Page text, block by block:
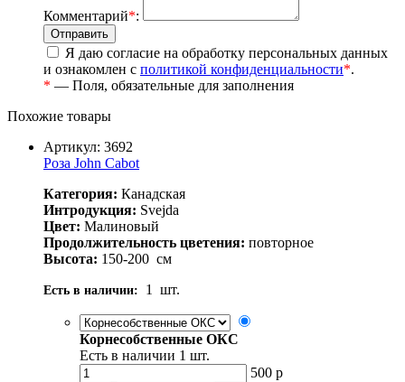
Комментарий*:
Я даю согласие на обработку персональных данных
и ознакомлен с политикой конфиденциальности*.
* — Поля, обязательные для заполнения
Похожие товары
Артикул: 3692
Роза John Cabot
Категория: Канадская
Интродукция: Svejda
Цвет: Малиновый
Продолжительность цветения: повторное
Высота: 150-200 см
Есть в наличии: 1 шт.
Корнесобственные ОКС
Есть в наличии 1 шт.
500 р